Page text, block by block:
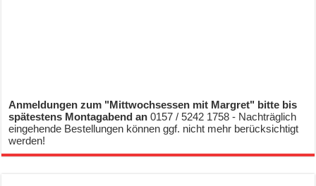
Anmeldungen zum "Mittwochsessen mit Margret" bitte bis
spätestens Montagabend an0157 / 5242 1758 - Nachträglich
eingehende Bestellungen können ggf. nicht mehr berücksichtigt
werden!